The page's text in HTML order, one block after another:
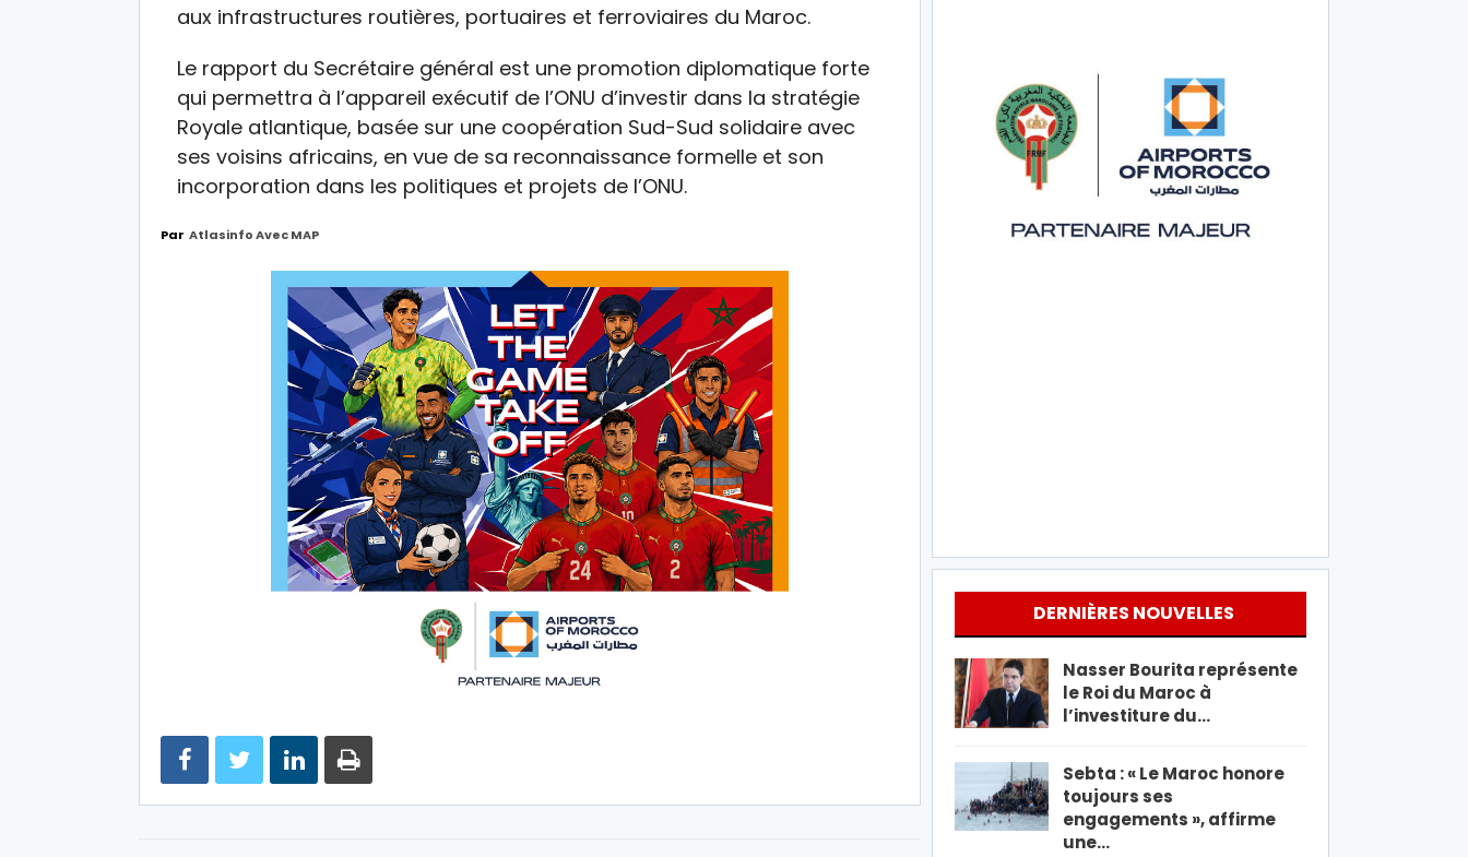
aux infrastructures routières, portuaires et ferroviaires du Maroc.
Le rapport du Secrétaire général est une promotion diplomatique forte
qui permettra à l’appareil exécutif de l’ONU d’investir dans la stratégie
Royale atlantique, basée sur une coopération Sud-Sud solidaire avec
ses voisins africains, en vue de sa reconnaissance formelle et son
incorporation dans les politiques et projets de l’ONU.
Par Atlasinfo Avec MAP
DERNIÈRES NOUVELLES
Nasser Bourita représente
le Roi du Maroc à
l’investiture du…
Sebta : « Le Maroc honore
toujours ses
engagements », affirme
une…